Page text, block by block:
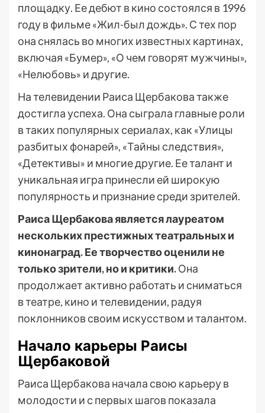
площадку. Ее дебют в кино состоялся в 1996
году в фильме «Жил-был дождь». С тех пор
она снялась во многих известных картинах,
включая «Бумер», «О чем говорят мужчины»,
«Нелюбовь» и другие.
На телевидении Раиса Щербакова также
достигла успеха. Она сыграла главные роли
в таких популярных сериалах, как «Улицы
разбитых фонарей», «Тайны следствия»,
«Детективы» и многие другие. Ее талант и
уникальная игра принесли ей широкую
популярность и признание среди зрителей.
Раиса Щербакова является лауреатом
нескольких престижных театральных и
кинонаград. Ее творчество оценили не
только зрители, но и критики.Она
продолжает активно работать и сниматься
в театре, кино и телевидении, радуя
поклонников своим искусством и талантом.
Начало карьеры Раисы
Щербаковой
Раиса Щербакова начала свою карьеру в
молодости и с первых шагов показала